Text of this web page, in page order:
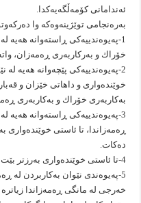
ئەندامانی كۆمەڵگەیەكدا.
بەرەنجامی توێژینەوەكە وا
1-پەیوەندییەكی ڕاستەوانە هەیە
خۆراك و بەركاربەری ڕەمەزان،
2-پەیوەندییەكی پێچەوانە هەیە
خوێندەواری و داهاتی خێزان و
بەكاربەری خۆراك و بەكاربەری
3-پەیوەندییەكی ڕاستەوانە هەیە
ڕەمەزاندا، تا ئاستی خوێندەواری
دەكات.
4-تا ئاستی خوێندەواری بەرزتر بێت پلانی خەرجی ناو خێزان زیاتر بوونی هەیە.
5-پەیوەندی نێوان بەكاربردن لە
خەرجی لە مانگی ڕەمەزاندا